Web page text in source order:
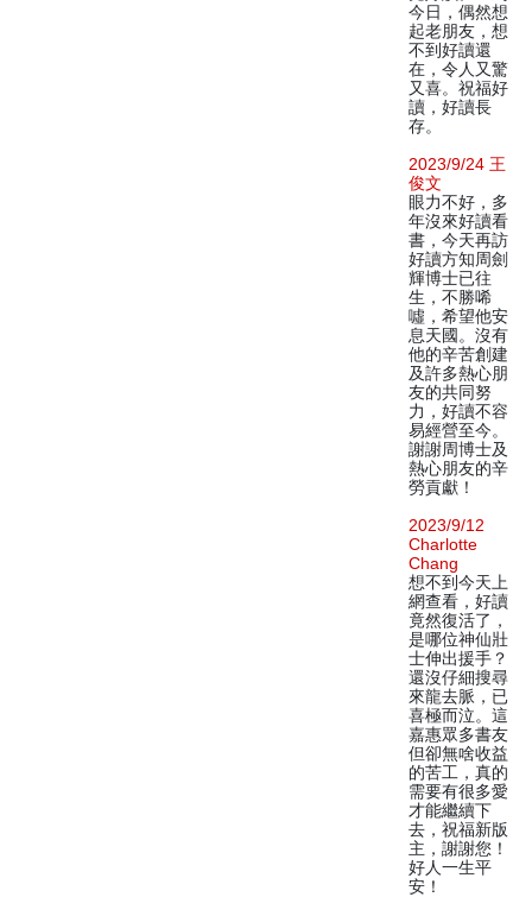
今日，偶然想
起老朋友，想
不到好讀還
在，令人又驚
又喜。祝福好
讀，好讀長
存。
2023/9/24 王
俊文
眼力不好，多
年沒來好讀看
書，今天再訪
好讀方知周劍
輝博士已往
生，不勝唏
噓，希望他安
息天國。沒有
他的辛苦創建
及許多熱心朋
友的共同努
力，好讀不容
易經營至今。
謝謝周博士及
熱心朋友的辛
勞貢獻！
2023/9/12
Charlotte
Chang
想不到今天上
網查看，好讀
竟然復活了，
是哪位神仙壯
士伸出援手？
還沒仔細搜尋
來龍去脈，已
喜極而泣。這
嘉惠眾多書友
但卻無啥收益
的苦工，真的
需要有很多愛
才能繼續下
去，祝福新版
主，謝謝您！
好人一生平
安！